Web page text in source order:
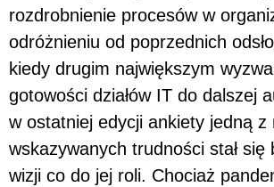
rozdrobnienie procesów w
odróżnieniu od poprzednich
kiedy drugim największym
gotowości działów IT do dalszej
w ostatniej edycji ankiety jedną z
wskazywanych trudności stał się
wizji co do jej roli. Chociaż